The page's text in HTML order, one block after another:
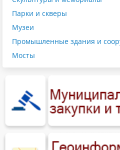
Парки и скверы
Музеи
Промышленные здания и
Мосты